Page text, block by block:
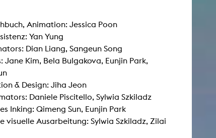
Animation: Jessica Poon
Yan Yung
Dian Liang, Sangeun Song
Jane Kim, Bela Bulgakova, Eunjin Park,
& Design: Jiha Jeon
Daniele Piscitello, Sylwia Szkiladz
Inking: Qimeng Sun, Eunjin Park
visuelle Ausarbeitung: Sylwia Szkiladz, Zilai